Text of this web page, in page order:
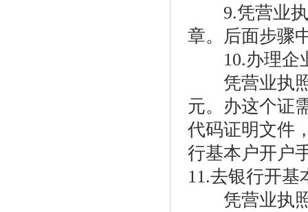
9.凭营业执
章。后面步骤
10.办理企
凭营业执照
元。办这个证
代码证明文件
行基本户开户
11.去银行开基
凭营业执照